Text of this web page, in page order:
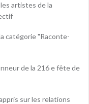
artistes de la
catégorie "Raconte-
de la 216 e fête de
sur les relations